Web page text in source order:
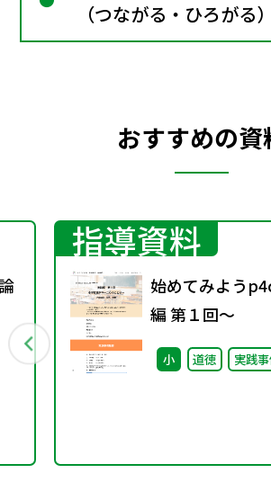
（つながる・ひろがる
しからつたわるおもち
おすすめの資
指導資料
始めてみよう
編 第１回～
小 道徳 実践